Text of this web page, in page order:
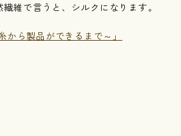
維で言うと、シルクになります。
から製品ができるまで～」